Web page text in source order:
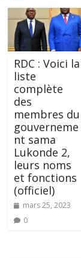
RDC : Voici la
liste
complète
des
membres du
gouverneme
nt sama
Lukonde 2,
leurs noms
et fonctions
(officiel)
mars 25, 2023
0